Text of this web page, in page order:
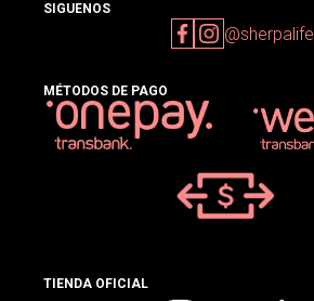
SIGUENOS
@sherpalife
MÉTODOS DE PAGO
TIENDA OFICIAL